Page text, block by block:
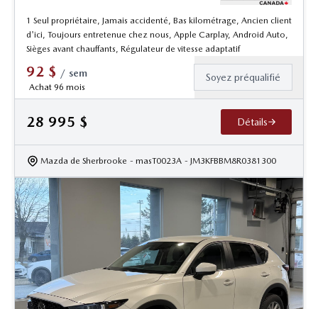
1 Seul propriétaire, Jamais accidenté, Bas kilométrage, Ancien client
d'ici, Toujours entretenue chez nous, Apple Carplay, Android Auto,
Sièges avant chauffants, Régulateur de vitesse adaptatif
92 $ / sem
Achat 96 mois
Soyez préqualifié
28 995 $ Détails
Mazda de Sherbrooke - masT0023A - JM3KFBBM8R0381300